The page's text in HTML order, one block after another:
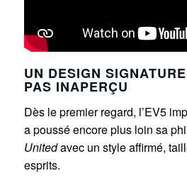
UN DESIGN
PAS INAPERÇU
Dès le premier regard, l’EV5
a poussé encore plus loin sa
Unitedavec un style affirmé,
esprits.